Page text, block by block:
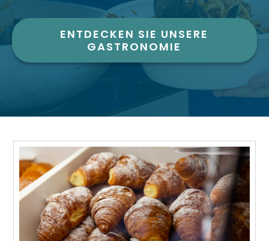
ENTDECKEN SIE UNSERE
GASTRONOMIE